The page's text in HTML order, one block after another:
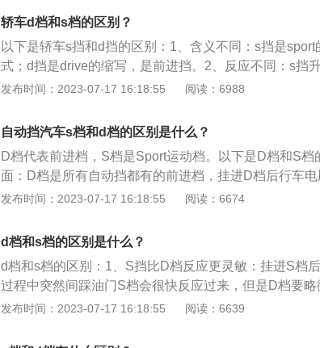
内低档位高转速行进，进而获得较大的扭力输出和加速度
3、养成良好的驾驶习惯：切忌猛加油、低档高速行驶，
或刹车，尽量做到柔和起步、匀速行驶、减少制动。
轿车d档和s档的区别？
以下是轿车s挡和d挡的区别：1、含义不同：s挡是
式；d挡是drive的缩写，是前进挡。2、反应不同：s挡
程中，突然间踩油门s挡会很快反应过来；d挡升挡时反
d挡时变速箱会根据速度和油门情况在1至4挡之间切换
耗较小。4、动力不同：s挡动力强，一般在超车或者爬
位；d挡运作时发动机动力很小，用在一般道路行驶。
发布时间：2023-07-17 16:18:55 阅读：6988
自动挡汽车s档和d档的区别是什么？
D档代表前进档，S档是Sport运动档。以下是D档和S档
面：D档是所有自动挡都有的前进档，挂进D档后行车
序来加减档，整个过程处于固定状态。而S档的车就不
会比较迟，换来的自然就是动力更强，而且在S档里可
拨片就是用档把上下推。2、用油量方面：S档的问题在
低档补油。D档比起S档更省油，但是动力就没那么直
档用于超车，而D档用于超完车再换回原车道。
发布时间：2023-07-17 16:18:55 阅读：6674
d档和s档的区别是什么？
d档和s档的区别：1、S挡比D档反应更灵敏：挂进S档
过程中突然间踩油门S档会很快反应过来，但是D档要
的时候，S挡的驾驶感受会很直观，而D挡相对来说比较
加大油耗自然比D挡高一些。不过在D挡状态下就体会
发布时间：2023-07-17 16:18:55 阅读：6639